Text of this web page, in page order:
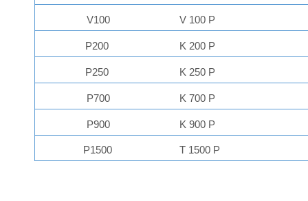
V100 V 100 P
P200 K 200 P
P250 K 250 P
P700 K 700 P
P900 K 900 P
P1500 T 1500 P